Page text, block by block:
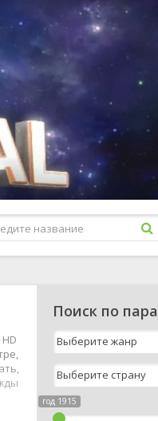
Поиск по
год 1915